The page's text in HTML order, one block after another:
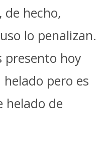
, de hecho,
lo penalizan.
presento hoy
pero es
helado de